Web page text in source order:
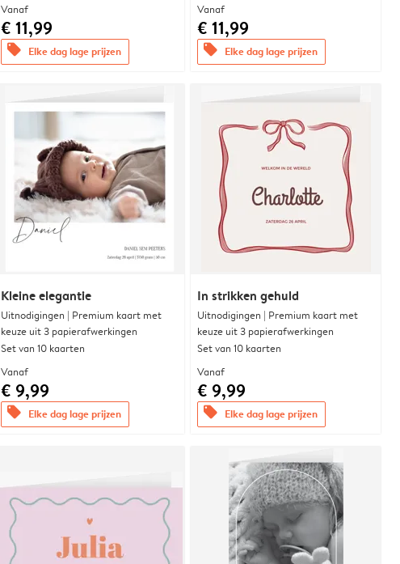
Vanaf
€ 11,99
offers Elke dag lage prijzen
Vanaf
€ 11,99
offers Elke dag lage prijzen
Kleine elegantie
Uitnodigingen | Premium kaart met
keuze uit 3 papierafwerkingen
Set van 10 kaarten
Vanaf
€ 9,99
offers Elke dag lage prijzen
In strikken gehuld
Uitnodigingen | Premium kaart met
keuze uit 3 papierafwerkingen
Set van 10 kaarten
Vanaf
€ 9,99
offers Elke dag lage prijzen